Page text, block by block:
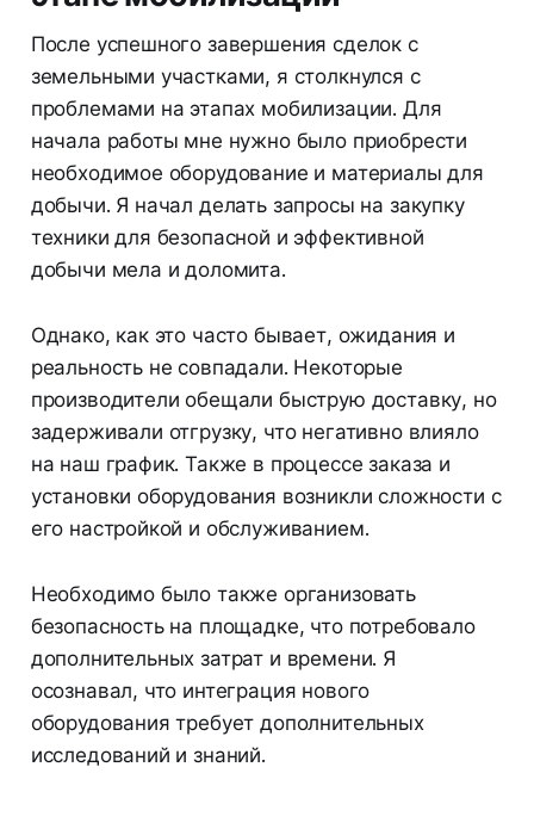
После успешного завершения сделок с
земельными участками, я столкнулся с
проблемами на этапах мобилизации. Для
начала работы мне нужно было приобрести
необходимое оборудование и материалы для
добычи. Я начал делать запросы на закупку
техники для безопасной и эффективной
добычи мела и доломита.
Однако, как это часто бывает, ожидания и
реальность не совпадали. Некоторые
производители обещали быструю доставку, но
задерживали отгрузку, что негативно влияло
на наш график. Также в процессе заказа и
установки оборудования возникли сложности с
его настройкой и обслуживанием.
Необходимо было также организовать
безопасность на площадке, что потребовало
дополнительных затрат и времени. Я
осознавал, что интеграция нового
оборудования требует дополнительных
исследований и знаний.